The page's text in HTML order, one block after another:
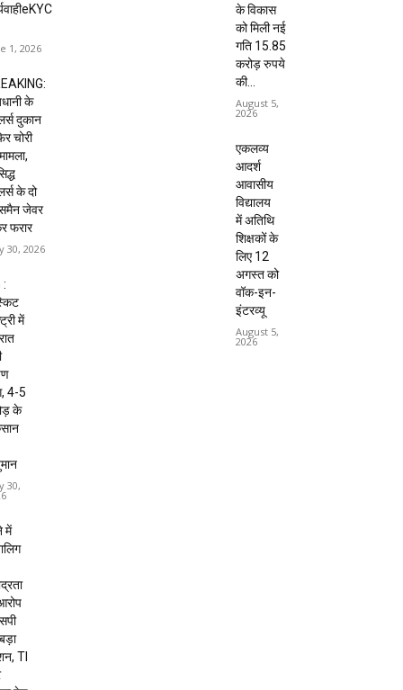
1, 2026
के
दुकान
चोरी
के दो
जेवर
फरार
30, 2026
:
में
4-5
के
30,
में
TI
के विकास
को मिली नई
गति 15.85
करोड़ रुपये
की...
August 5,
2026
एकलव्य
आदर्श
आवासीय
विद्यालय
में अतिथि
शिक्षकों के
लिए 12
अगस्त को
वॉक-इन-
इंटरव्यू
August 5,
2026